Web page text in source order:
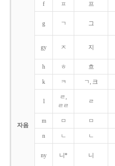
자음
f ㅍ 프
g ㄱ 그
gy ㅈ 지
h ㅎ 흐
k ㅋ ㄱ, 크
l
ㄹ,
ㄹㄹ
ㄹ
m ㅁ ㅁ
n ㄴ ㄴ
ny 니* 니